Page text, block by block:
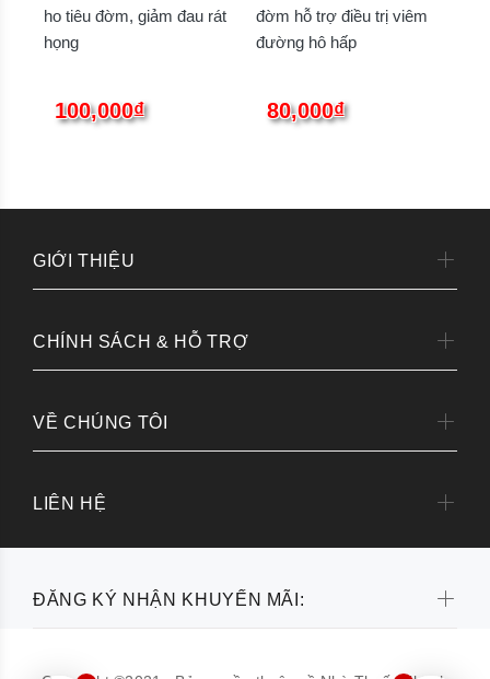
ho tiêu đờm, giảm đau rát
họng
100,000₫
đờm hỗ trợ điều trị viêm
đường hô hấp
80,000₫
ĐĂNG KÝ NHẬN KHUYẾN MÃI:
GIỚI THIỆU
CHÍNH SÁCH & HỖ TRỢ
VỀ CHÚNG TÔI
LIÊN HỆ